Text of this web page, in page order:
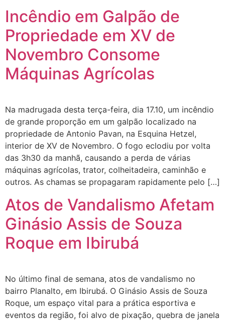
Incêndio em Galpão de
Propriedade em XV de
Novembro Consome
Máquinas Agrícolas
Na madrugada desta terça-feira, dia 17.10, um incêndio
de grande proporção em um galpão localizado na
propriedade de Antonio Pavan, na Esquina Hetzel,
interior de XV de Novembro. O fogo eclodiu por volta
das 3h30 da manhã, causando a perda de várias
máquinas agrícolas, trator, colheitadeira, caminhão e
outros. As chamas se propagaram rapidamente pelo […]
Atos de Vandalismo Afetam
Ginásio Assis de Souza
Roque em Ibirubá
No último final de semana, atos de vandalismo no
bairro Planalto, em Ibirubá. O Ginásio Assis de Souza
Roque, um espaço vital para a prática esportiva e
eventos da região, foi alvo de pixação, quebra de janela